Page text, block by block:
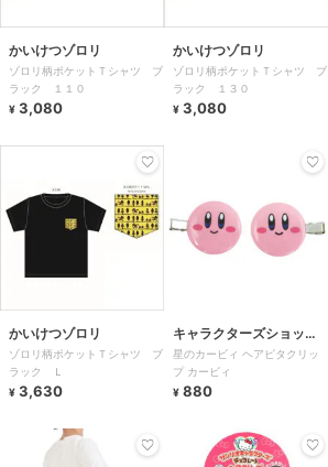
かいけつゾロリ
ゾロリ柄ポケットＴシャツ ブ
ラック １１０
¥ 3,080
かいけつゾロリ
ゾロリ柄ポケットＴシャツ ブ
ラック １３０
¥ 3,080
かいけつゾロリ
ゾロリ柄ポケットＴシャツ ブ
ラック Ｌ
¥ 3,630
キャラクターズショッ
プ ラフラフ
星のカービィ ヘアピタクリッ
プ カービィ
¥ 880